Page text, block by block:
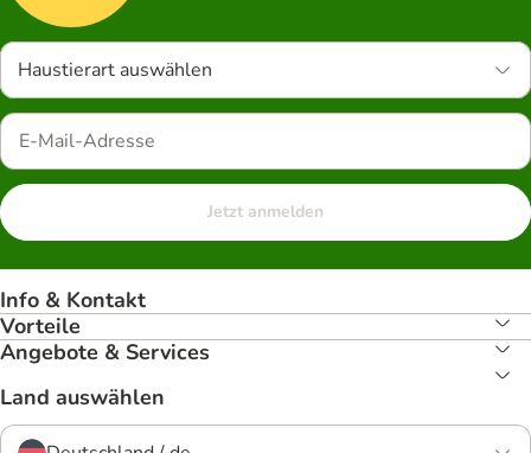
Haustierart auswählen
Jetzt anmelden
Info & Kontakt
Vorteile
Angebote & Services
Land auswählen